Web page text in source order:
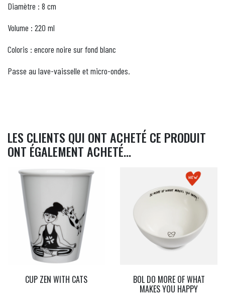
Diamètre : 8 cm
Volume : 220 ml
Coloris : encore noire sur fond blanc
Passe au lave-vaisselle et micro-ondes.
LES CLIENTS QUI ONT ACHETÉ CE PRODUIT
ONT ÉGALEMENT ACHETÉ...
CUP ZEN WITH CATS BOL DO MORE OF WHAT
MAKES YOU HAPPY